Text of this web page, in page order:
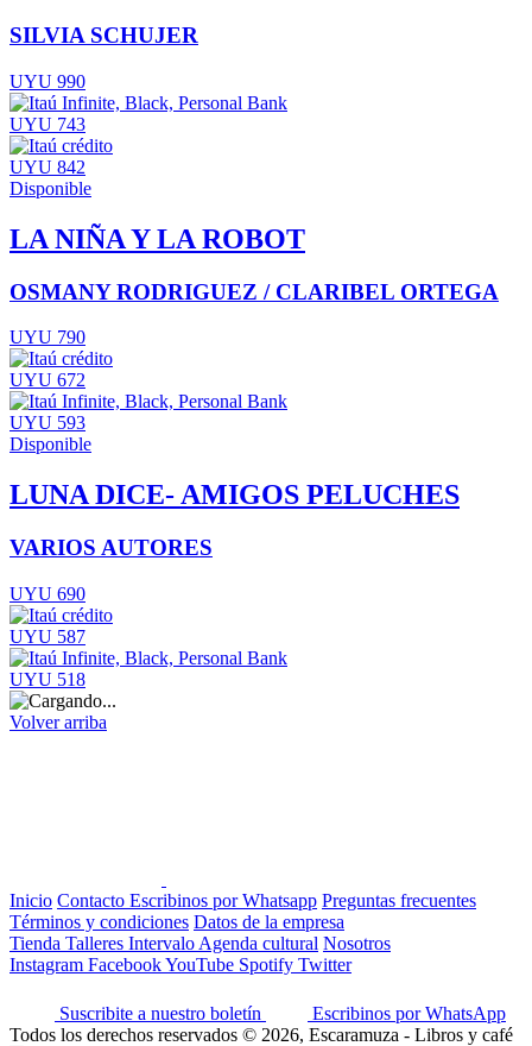
SILVIA SCHUJER
UYU 990
UYU 743
UYU 842
Disponible
LA NIÑA Y LA ROBOT
OSMANY RODRIGUEZ / CLARIBEL ORTEGA
UYU 790
UYU 672
UYU 593
Disponible
LUNA DICE- AMIGOS PELUCHES
VARIOS AUTORES
UYU 690
UYU 587
UYU 518
Volver arriba
Inicio Contacto Escribinos por Whatsapp Preguntas frecuentes
Términos y condiciones Datos de la empresa
Tienda Talleres Intervalo Agenda cultural Nosotros
Instagram FacebookYouTube Spotify Twitter
Suscribite a nuestro boletín
Escribinos por WhatsApp
Todos los derechos reservados © 2026, Escaramuza - Libros y café